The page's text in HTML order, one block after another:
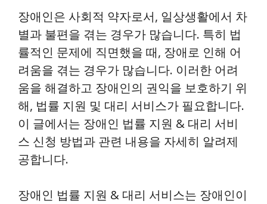
장애인은 사회적 약자로서, 일상생활에서 차
별과 불편을 겪는 경우가 많습니다. 특히 법
률적인 문제에 직면했을 때, 장애로 인해 어
려움을 겪는 경우가 많습니다. 이러한 어려
움을 해결하고 장애인의 권익을 보호하기 위
해, 법률 지원 및 대리 서비스가 필요합니다.
이 글에서는 장애인 법률 지원 & 대리 서비
스 신청 방법과 관련 내용을 자세히 알려제
공합니다.
장애인 법률 지원 & 대리 서비스는 장애인이